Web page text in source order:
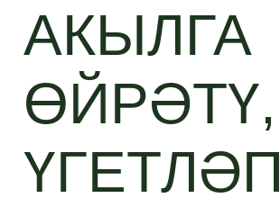
АКЫЛГА
ӨЙРӘТҮ,
ҮГЕТЛӘП